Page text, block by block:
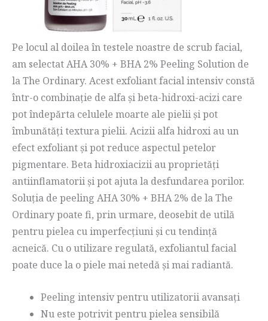
Pe locul al doilea în testele noastre de scrub facial,
am selectat AHA 30% + BHA 2% Peeling Solution de
la The Ordinary. Acest exfoliant facial intensiv constă
într-o combinație de alfa și beta-hidroxi-acizi care
pot îndepărta celulele moarte ale pielii și pot
îmbunătăți textura pielii. Acizii alfa hidroxi au un
efect exfoliant și pot reduce aspectul petelor
pigmentare. Beta hidroxiacizii au proprietăți
antiinflamatorii și pot ajuta la desfundarea porilor.
Soluția de peeling AHA 30% + BHA 2% de la The
Ordinary poate fi, prin urmare, deosebit de utilă
pentru pielea cu imperfecțiuni și cu tendință
acneică. Cu o utilizare regulată, exfoliantul facial
poate duce la o piele mai netedă și mai radiantă.
Peeling intensiv pentru utilizatorii avansați
Nu este potrivit pentru pielea sensibilă